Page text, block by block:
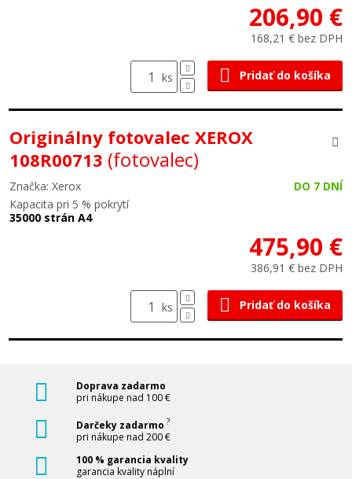
206,90 €
168,21 € bez DPH
ks Pridať do košíka
Originálny fotovalec XEROX
108R00713 (fotovalec)
Značka: Xerox
DO 7 DNÍ
Kapacita pri 5 % pokrytí
35000 strán A4
475,90 €
386,91 € bez DPH
ks Pridať do košíka
Doprava zadarmo
pri nákupe nad 100 €
Darčeky zadarmo ?
pri nákupe nad 200 €
100 % garancia kvality
garancia kvality náplní